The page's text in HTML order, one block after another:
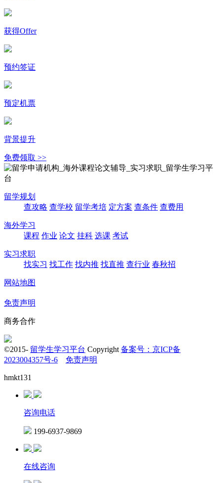
获得Offer
预约签证
预定机票
背景提升
免费领取 >>
留学规划
查攻略 查学校 留学考培 定方案 查条件 查费用
海外学习
课程 作业 论文 挂科 选课 考试
实习求职
找实习 找工作 找内推 找直推 查行业 春秋招
网站地图
免责声明
商务合作
©2015- 留学生学习平台 Copyright 备案号：京ICP备
2023004357号-6
免责声明
hmkt131
咨询电话
199-6937-9869
在线咨询